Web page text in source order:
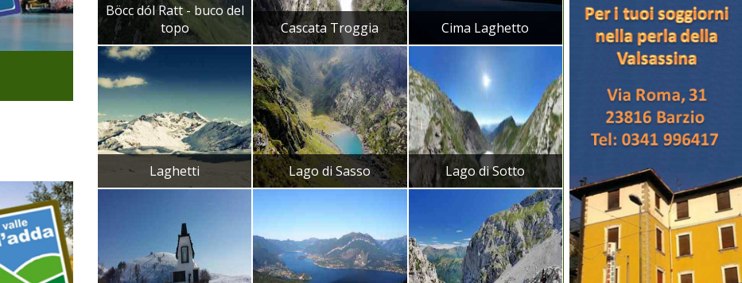
Böcc dól Ratt - buco del
topo
Cascata Troggia Cima Laghetto
Laghetti Lago di Sasso Lago di Sotto